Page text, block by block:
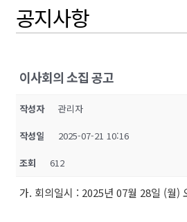
공지사항
이사회의 소집 공고
작성자 관리자
작성일 2025-07-21 10:16
조회 612
가. 회의일시 : 2025년 07월 28일 (월)